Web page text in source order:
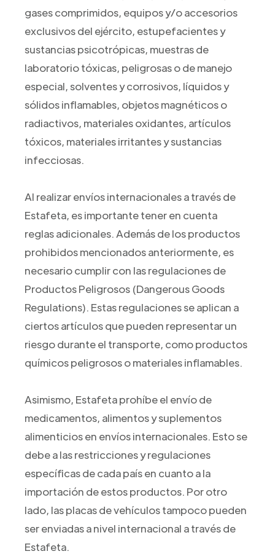
gases comprimidos, equipos y/o accesorios
exclusivos del ejército, estupefacientes y
sustancias psicotrópicas, muestras de
laboratorio tóxicas, peligrosas o de manejo
especial, solventes y corrosivos, líquidos y
sólidos inflamables, objetos magnéticos o
radiactivos, materiales oxidantes, artículos
tóxicos, materiales irritantes y sustancias
infecciosas.
Al realizar envíos internacionales a través de
Estafeta, es importante tener en cuenta
reglas adicionales. Además de los productos
prohibidos mencionados anteriormente, es
necesario cumplir con las regulaciones de
Productos Peligrosos (Dangerous Goods
Regulations). Estas regulaciones se aplican a
ciertos artículos que pueden representar un
riesgo durante el transporte, como productos
químicos peligrosos o materiales inflamables.
Asimismo, Estafeta prohíbe el envío de
medicamentos, alimentos y suplementos
alimenticios en envíos internacionales. Esto se
debe a las restricciones y regulaciones
específicas de cada país en cuanto a la
importación de estos productos. Por otro
lado, las placas de vehículos tampoco pueden
ser enviadas a nivel internacional a través de
Estafeta.